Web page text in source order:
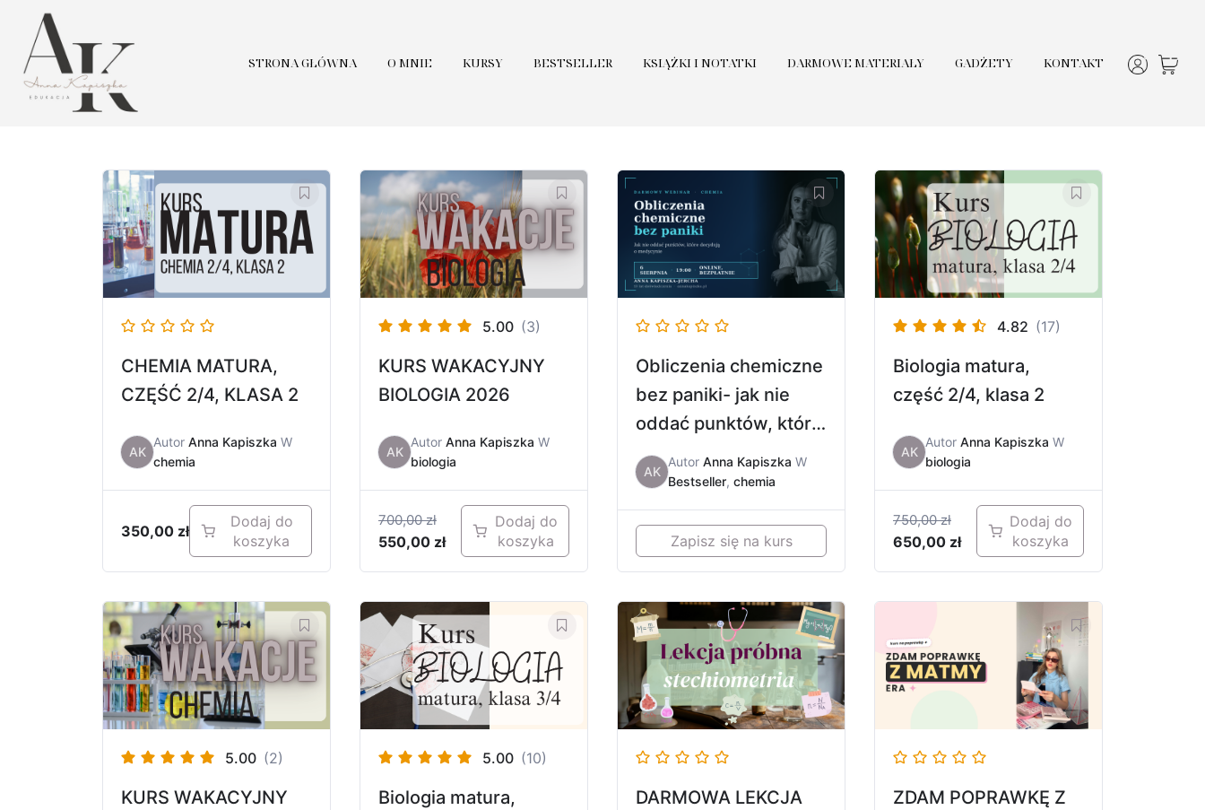
STRONA GŁÓWNA O MNIE KURSY BESTSELLER KSIĄŻKI I NOTATKI DARMOWE MATERIAŁY GADŻETY KONTAKT
CHEMIA MATURA,
CZĘŚĆ 2/4, KLASA 2
AK
Autor Anna Kapiszka W
chemia
350,00 zł
Dodaj do
koszyka
5.00 (3)
KURS WAKACYJNY
BIOLOGIA 2026
AK
Autor Anna Kapiszka W
biologia
700,00zł
550,00 zł
Dodaj do
koszyka
Obliczenia chemiczne
bez paniki- jak nie
oddać punktów, które
decydują o
medycynie
AK
Autor Anna Kapiszka W
Bestseller, chemia
Zapisz się na kurs
4.82 (17)
Biologia matura,
część 2/4, klasa 2
AK
Autor Anna Kapiszka W
biologia
750,00zł
650,00 zł
Dodaj do
koszyka
5.00 (2)
KURS WAKACYJNY
5.00 (10)
Biologia matura,
DARMOWA LEKCJA
ZDAM POPRAWKĘ Z